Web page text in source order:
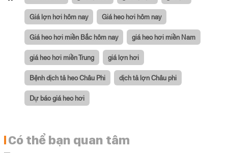
Giá lợn hơi hôm nay Giá heo hơi hôm nay
Giá heo hơi miền Bắc hôm nay giá heo hơi miền Nam
giá heo hơi miền Trung giá lợn hơi
Bệnh dịch tả heo Châu Phi dịch tả lợn Châu phi
Dự báo giá heo hơi
Có thể bạn quan tâm